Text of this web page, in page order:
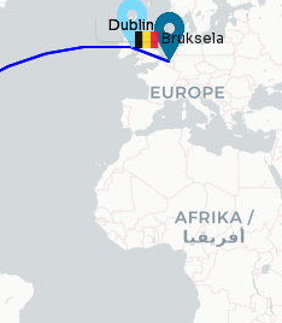
Bruksela
Dublin
Dublin